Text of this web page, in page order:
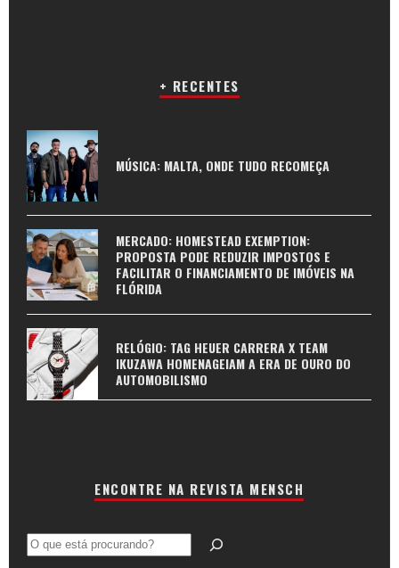
+ RECENTES
MÚSICA: MALTA, ONDE TUDO RECOMEÇA
MERCADO: HOMESTEAD EXEMPTION:
PROPOSTA PODE REDUZIR IMPOSTOS E
FACILITAR O FINANCIAMENTO DE IMÓVEIS NA
FLÓRIDA
RELÓGIO: TAG HEUER CARRERA X TEAM
IKUZAWA HOMENAGEIAM A ERA DE OURO DO
AUTOMOBILISMO
ENCONTRE NA REVISTA MENSCH
Pesquisar